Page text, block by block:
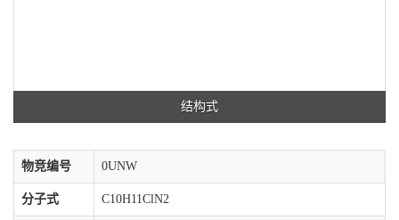
结构式
物竞编号 0UNW
分子式 C10H11ClN2